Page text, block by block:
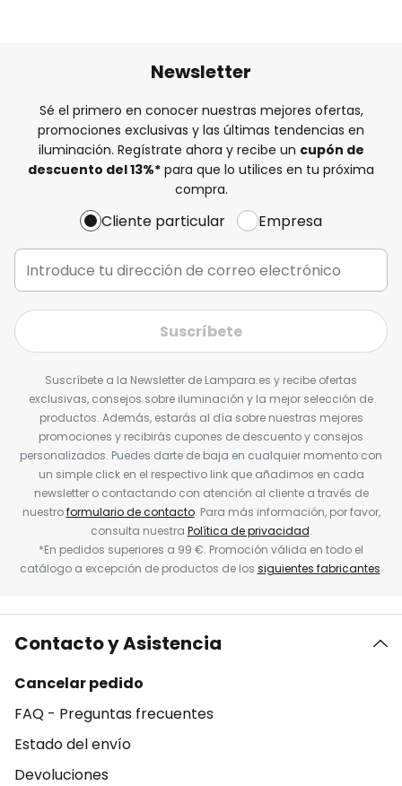
Newsletter
Sé el primero en conocer nuestras mejores ofertas,
promociones exclusivas y las últimas tendencias en
iluminación. Regístrate ahora y recibe un cupón de
descuento del13%* para que lo utilices en tu próxima
compra.
Cliente particular Empresa
Suscríbete
Suscríbete a la Newsletter de Lampara.es y recibe ofertas
exclusivas, consejos sobre iluminación y la mejor selección de
productos. Además, estarás al día sobre nuestras mejores
promociones y recibirás cupones de descuento y consejos
personalizados. Puedes darte de baja en cualquier momento con
un simple click en el respectivo link que añadimos en cada
newsletter o contactando con atención al cliente a través de
nuestroformulario de contacto. Para más información, por favor,
consulta nuestra Política de privacidad.
*En pedidos superiores a 99 €. Promoción válida en todo el
catálogo a excepción de productos de los siguientes fabricantes.
Contacto y Asistencia
Cancelar pedido
FAQ - Preguntas frecuentes
Estado del envío
Devoluciones